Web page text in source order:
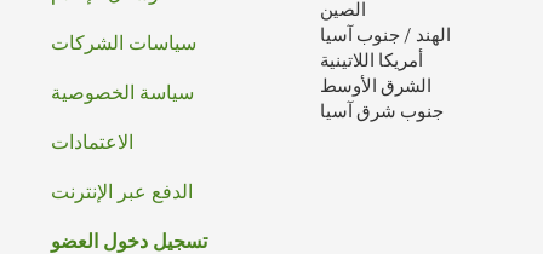
الصين
الهند / جنوب آسيا
أمريكا اللاتينية
الشرق الأوسط
جنوب شرق آسيا
سياسات الشركات
سياسة الخصوصية
الاعتمادات
الدفع عبر الإنترنت
تسجيل دخول العضو